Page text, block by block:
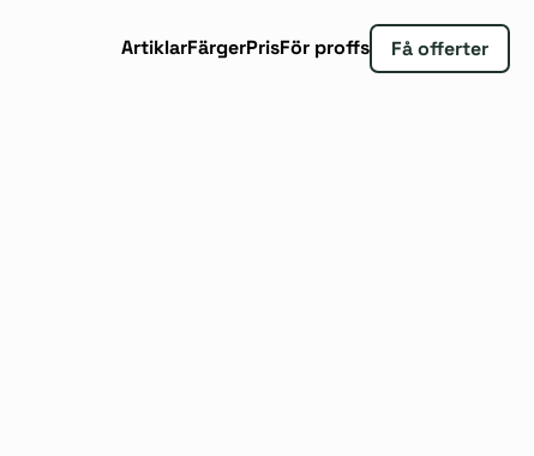
ArtiklarFärgerPrisFör proffs Få offerter